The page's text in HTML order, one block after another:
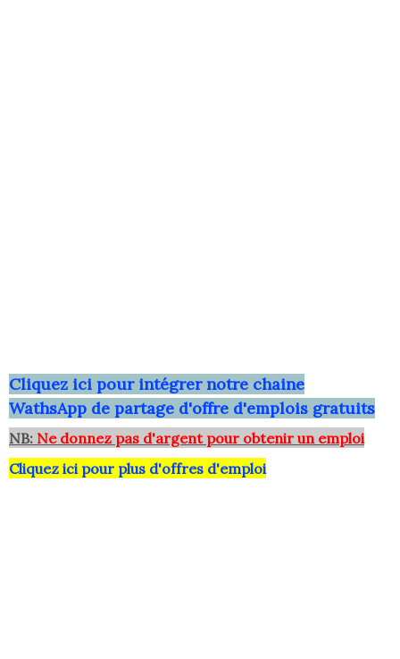
Cliquez ici pour intégrer notre chaine
WathsApp de partage d'offre d'emplois gratuits
NB: Ne donnez pas d'argent pour obtenir un emploi
Cliquez ici pour plus d'offres d'emploi